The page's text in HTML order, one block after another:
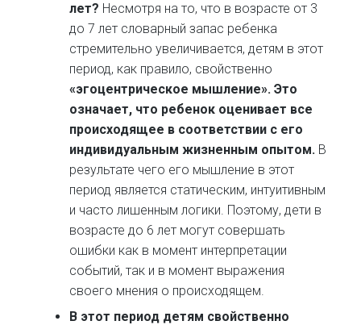
лет? Несмотря на то, что в возрасте от 3
до 7 лет словарный запас ребенка
стремительно увеличивается, детям в этот
период, как правило, свойственно
«эгоцентрическое мышление». Это
означает, что ребенок оценивает все
происходящее в соответствии с его
индивидуальным жизненным опытом. В
результате чего его мышление в этот
период является статическим, интуитивным
и часто лишенным логики. Поэтому, дети в
возрасте до 6 лет могут совершать
ошибки как в момент интерпретации
событий, так и в момент выражения
своего мнения о происходящем.
В этот период детям свойственно